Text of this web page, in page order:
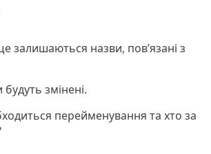
залишаються назви, пов’язані з
будуть змінені.
перейменування та хто за